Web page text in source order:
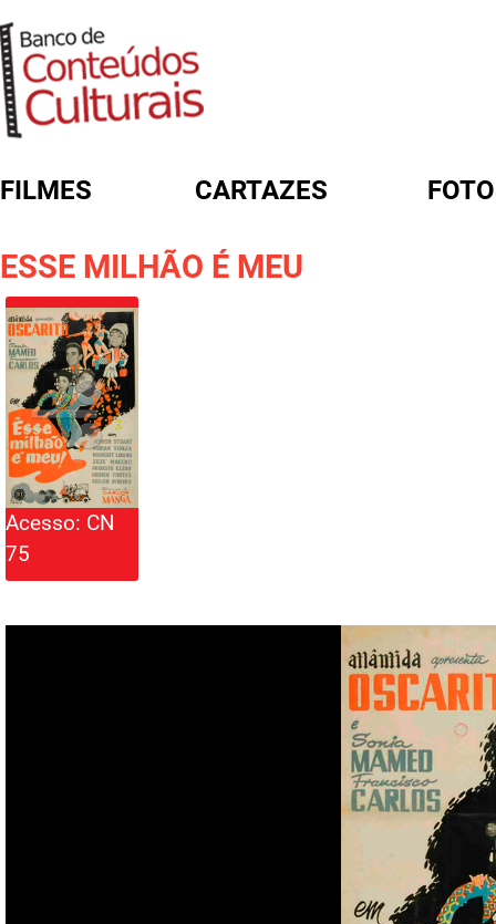
FILMES CARTAZES
ESSE MILHÃO É MEU
Acesso: CN
75
FORMULÁRIO DE BUSCA